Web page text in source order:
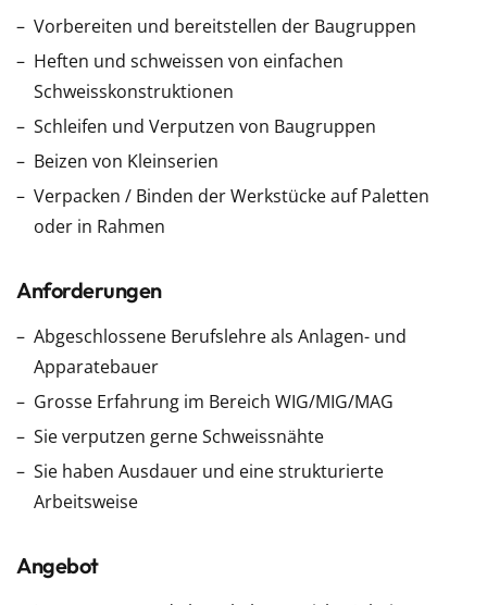
Vorbereiten und bereitstellen der Baugruppen
Heften und schweissen von einfachen
Schweisskonstruktionen
Schleifen und Verputzen von Baugruppen
Beizen von Kleinserien
Verpacken / Binden der Werkstücke auf Paletten
oder in Rahmen
Anforderungen
Abgeschlossene Berufslehre als Anlagen- und
Apparatebauer
Grosse Erfahrung im Bereich WIG/MIG/MAG
Sie verputzen gerne Schweissnähte
Sie haben Ausdauer und eine strukturierte
Arbeitsweise
Angebot